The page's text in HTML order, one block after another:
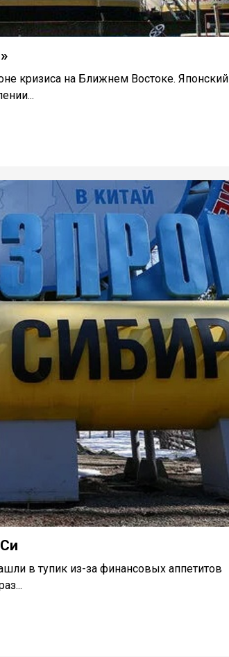
кризиса на Ближнем Востоке. Японский
в тупик из-за финансовых аппетитов